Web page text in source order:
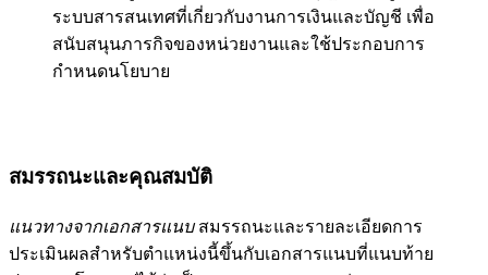
ระบบสารสนเทศที่เกี่ยวกับงานการเงินและบัญชี เพื่อ
สนับสนุนภารกิจของหน่วยงานและใช้ประกอบการ
กำหนดนโยบาย
สมรรถนะและคุณสมบัติ
แนวทางจากเอกสารแนบสมรรถนะและรายละเอียดการ
ประเมินผลสำหรับตำแหน่งนี้ขึ้นกับเอกสารแนบที่แนบท้าย